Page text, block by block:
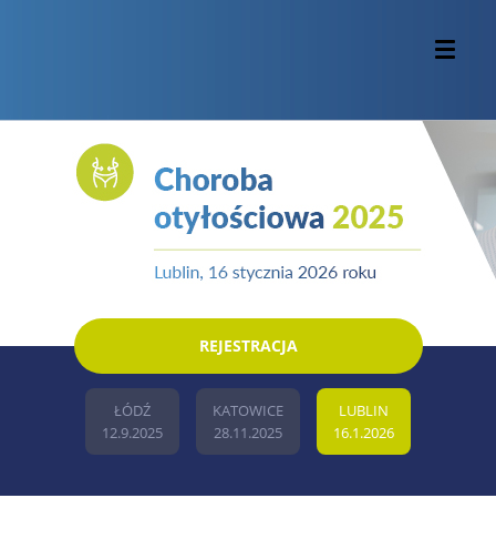
REJESTRACJA
ŁÓDŹ
12.9.2025
KATOWICE
28.11.2025
LUBLIN
16.1.2026